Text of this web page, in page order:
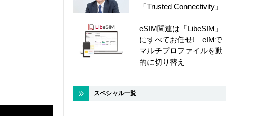
「Trusted Connectivity」
eSIM関連は「LibeSIM」
にすべてお任せ! eIMで
マルチプロファイルを動
的に切り替え
スペシャル一覧